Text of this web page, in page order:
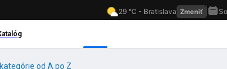
kategórie od A po Z